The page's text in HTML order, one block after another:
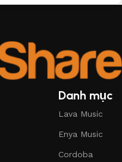
Danh mục
Lava Music
Enya Music
Cordoba